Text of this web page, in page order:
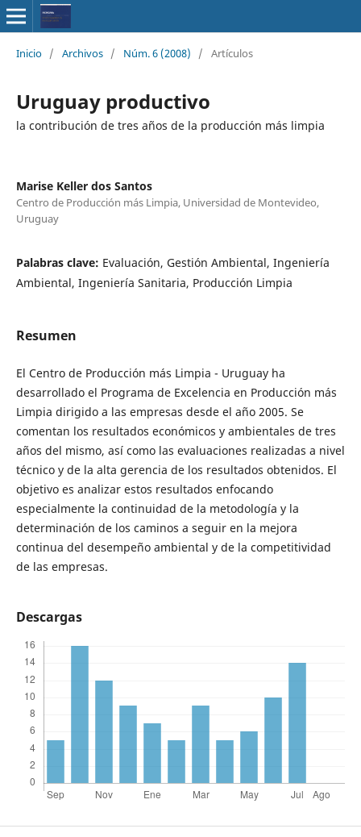
Inicio / Archivos / Núm. 6 (2008) / Artículos
Uruguay productivo
la contribución de tres años de la producción más limpia
Marise Keller dos Santos
Centro de Producción más Limpia, Universidad de Montevideo,
Uruguay
Palabras clave: Evaluación, Gestión Ambiental, Ingeniería
Ambiental, Ingeniería Sanitaria, Producción Limpia
Resumen
El Centro de Producción más Limpia - Uruguay ha
desarrollado el Programa de Excelencia en Producción más
Limpia dirigido a las empresas desde el año 2005. Se
comentan los resultados económicos y ambientales de tres
años del mismo, así como las evaluaciones realizadas a nivel
técnico y de la alta gerencia de los resultados obtenidos. El
objetivo es analizar estos resultados enfocando
especialmente la continuidad de la metodología y la
determinación de los caminos a seguir en la mejora
continua del desempeño ambiental y de la competitividad
de las empresas.
Descargas